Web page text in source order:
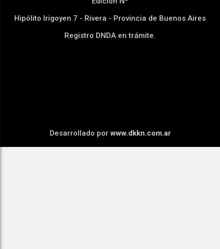
Hipólito Irigoyen 7 - Rivera - Provincia de Buenos Aires
Registro DNDA en trámite.
Desarrollado porwww.dkkn.com.ar